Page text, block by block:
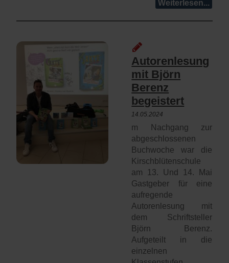
Weiterlesen...
Autorenlesung
mit Björn
Berenz
begeistert
14.05.2024
m Nachgang zur
abgeschlossenen
Buchwoche war die
Kirschblütenschule
am 13. Und 14. Mai
Gastgeber für eine
aufregende
Autorenlesung mit
dem Schriftsteller
Björn Berenz.
Aufgeteilt in die
einzelnen